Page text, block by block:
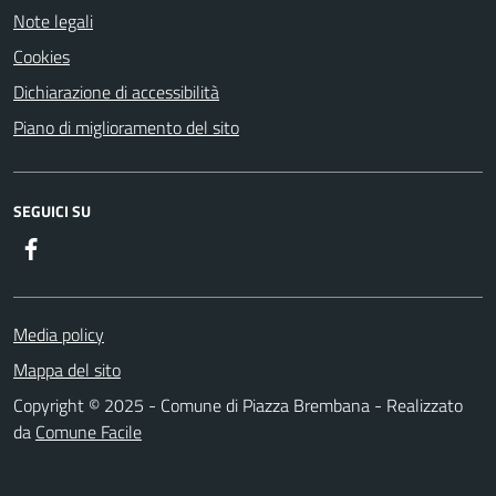
Note legali
Cookies
Dichiarazione di accessibilità
Piano di miglioramento del sito
SEGUICI SU
Media policy
Mappa del sito
Copyright © 2025 - Comune di Piazza Brembana - Realizzato
da Comune Facile